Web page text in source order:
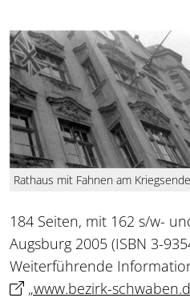
Rathaus mit Fahnen am Kriegsende
184 Seiten, mit 162 s/w-
Augsburg 2005 (ISBN 3-
Weiterführende
„www.bezirk-